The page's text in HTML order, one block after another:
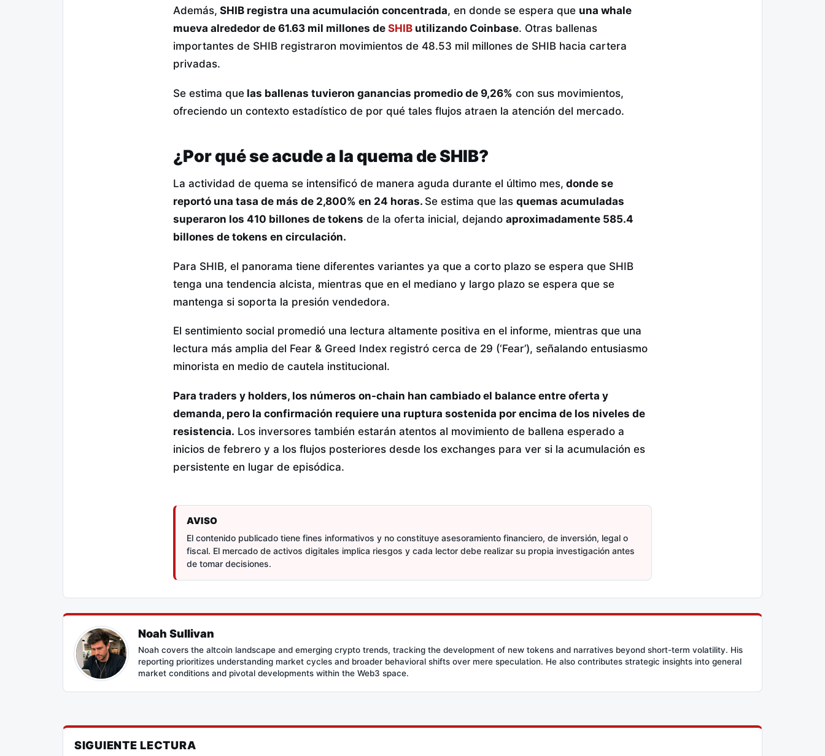
Además, SHIB registra una acumulación concentrada, en donde se espera que una whale
mueva alrededor de 61.63 mil millones de SHIB utilizando Coinbase. Otras ballenas
importantes de SHIB registraron movimientos de 48.53 mil millones de SHIB hacia cartera
privadas.
Se estima que las ballenas tuvieron ganancias promedio de 9,26% con sus movimientos,
ofreciendo un contexto estadístico de por qué tales flujos atraen la atención del mercado.
¿Por qué se acude a la quema de SHIB?
La actividad de quema se intensificó de manera aguda durante el último mes, donde se
reportó una tasa de más de 2,800% en 24 horas. Se estima que las quemas acumuladas
superaron los 410 billones de tokens de la oferta inicial, dejando aproximadamente 585.4
billones de tokens en circulación.
Para SHIB, el panorama tiene diferentes variantes ya que a corto plazo se espera que SHIB
tenga una tendencia alcista, mientras que en el mediano y largo plazo se espera que se
mantenga si soporta la presión vendedora.
El sentimiento social promedió una lectura altamente positiva en el informe, mientras que una
lectura más amplia del Fear & Greed Index registró cerca de 29 (‘Fear’), señalando entusiasmo
minorista en medio de cautela institucional.
Para traders y holders, los números on-chain han cambiado el balance entre oferta y
demanda, pero la confirmación requiere una ruptura sostenida por encima de los niveles de
resistencia. Los inversores también estarán atentos al movimiento de ballena esperado a
inicios de febrero y a los flujos posteriores desde los exchanges para ver si la acumulación es
persistente en lugar de episódica.
AVISO
El contenido publicado tiene fines informativos y no constituye asesoramiento financiero, de inversión, legal o
fiscal. El mercado de activos digitales implica riesgos y cada lector debe realizar su propia investigación antes
de tomar decisiones.
Noah Sullivan
Noah covers the altcoin landscape and emerging crypto trends, tracking the development of new tokens and narratives beyond short-term volatility. His
reporting prioritizes understanding market cycles and broader behavioral shifts over mere speculation. He also contributes strategic insights into general
market conditions and pivotal developments within the Web3 space.
SIGUIENTE LECTURA